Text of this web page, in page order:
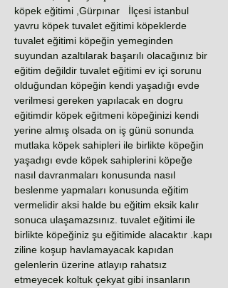
köpek eğitimi ,Gürpınar İlçesi istanbul
yavru köpek tuvalet eğitimi köpeklerde
tuvalet eğitimi köpeğin yemeginden
suyundan azaltılarak başarılı olacağınız bir
eğitim değildir tuvalet eğitimi ev içi sorunu
olduğundan köpeğin kendi yaşadığı evde
verilmesi gereken yapılacak en dogru
eğitimdir köpek eğitmeni köpeğinizi kendi
yerine almış olsada on iş günü sonunda
mutlaka köpek sahipleri ile birlikte köpeğin
yaşadıgı evde köpek sahiplerini köpeğe
nasıl davranmaları konusunda nasıl
beslenme yapmaları konusunda eğitim
vermelidir aksi halde bu eğitim eksik kalır
sonuca ulaşamazsınız. tuvalet eğitimi ile
birlikte köpeğiniz şu eğitimide alacaktır .kapı
ziline koşup havlamayacak kapıdan
gelenlerin üzerine atlayıp rahatsız
etmeyecek koltuk çekyat gibi insanların